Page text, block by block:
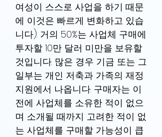
여성이 스스로 사업을 하기 때문
에 이것은 빠르게 변화하고 있습
니다). 거의 50%는 사업체 구매에
투자할 10만 달러 미만을 보유할
것입니다. 많은 경우 기금 또는 그
일부는 개인 저축과 가족의 재정
지원에서 나옵니다. 구매자는 이
전에 사업체를 소유한 적이 없으
며 소개될 때까지 고려한 적이 없
는 사업체를 구매할 가능성이 큽